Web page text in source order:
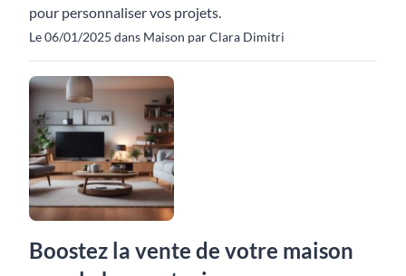
pour personnaliser vos projets.
Le 06/01/2025 dans Maison par Clara Dimitri
Boostez la vente de votre maison